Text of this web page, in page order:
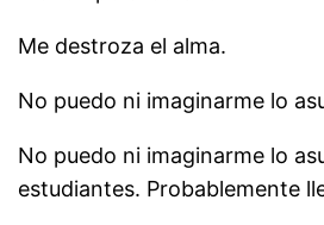
Me destroza el alma.
No puedo ni imaginarme lo
No puedo ni imaginarme lo
estudiantes. Probablemente